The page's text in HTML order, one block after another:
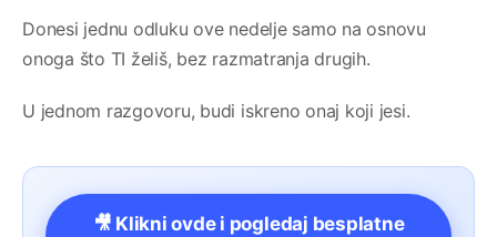
Donesi jednu odluku ove nedelje samo na osnovu
onoga što TI želiš, bez razmatranja drugih.
U jednom razgovoru, budi iskreno onaj koji jesi.
🎥 Klikni ovde i pogledaj besplatne